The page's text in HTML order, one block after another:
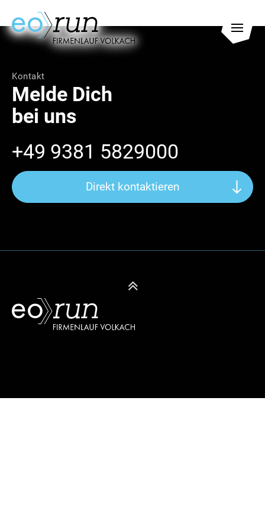
Kontakt
Melde Dich
bei uns
+49 9381 5829000
Direkt kontaktieren
Schließen